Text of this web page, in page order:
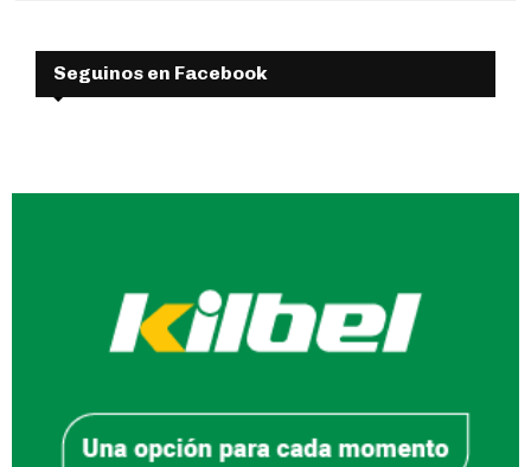
Seguinos en Facebook